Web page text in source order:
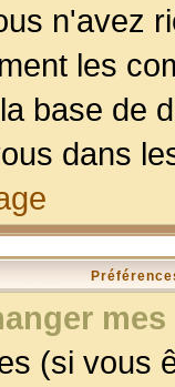
n'avez
les
base de
dans
(si vous